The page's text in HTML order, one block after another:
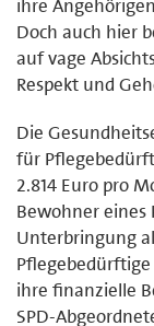
ihre
Doch auch hier
auf vage
Respekt und
Die
für
2.814 Euro pro
Bewohner eines
Unterbringung
ihre finanzielle
SPD-